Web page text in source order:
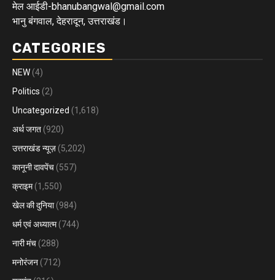
मेल आईडी-bhanubangwal@gmail.com
भानु बंगवाल, देहरादून, उत्तराखंड।
CATEGORIES
NEW (4)
Politics (2)
Uncategorized (1,618)
अर्थ जगत (920)
उत्तराखंड न्यूज़ (5,202)
कानूनी दावपेंच (557)
क्राइम(1,550)
खेल की दुनिया(984)
धर्म एवं अध्यात्म(744)
नारी मंच (288)
मनोरंजन (712)